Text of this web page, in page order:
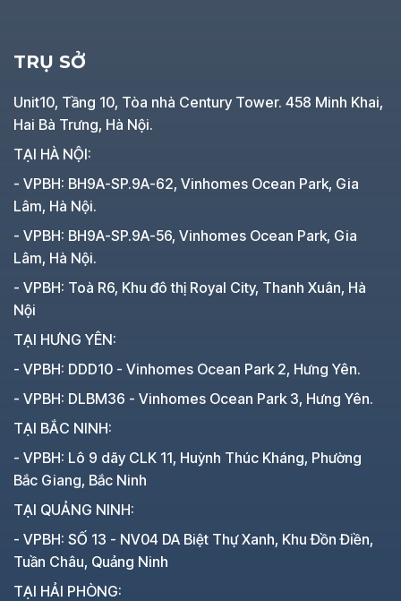
TRỤ SỞ
Unit10, Tầng 10, Tòa nhà Century Tower. 458 Minh Khai,
Hai Bà Trưng, Hà Nội.
TẠI HÀ NỘI:
- VPBH: BH9A-SP.9A-62, Vinhomes Ocean Park, Gia
Lâm, Hà Nội.
- VPBH: BH9A-SP.9A-56, Vinhomes Ocean Park, Gia
Lâm, Hà Nội.
- VPBH: Toà R6, Khu đô thị Royal City, Thanh Xuân, Hà
Nội
TẠI HƯNG YÊN:
- VPBH: DDD10 - Vinhomes Ocean Park 2, Hưng Yên.
- VPBH: DLBM36 - Vinhomes Ocean Park 3, Hưng Yên.
TẠI BẮC NINH:
- VPBH: Lô 9 dãy CLK 11, Huỳnh Thúc Kháng, Phường
Bắc Giang, Bắc Ninh
TẠI QUẢNG NINH:
- VPBH: SỐ 13 - NV04 DA Biệt Thự Xanh, Khu Đồn Điền,
Tuần Châu, Quảng Ninh
TẠI HẢI PHÒNG: